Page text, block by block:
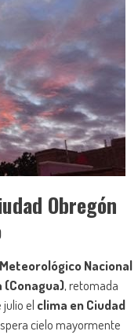
Obregón
Nacional
(Conagua), retomada
julio el clima en Ciudad
cielo mayormente